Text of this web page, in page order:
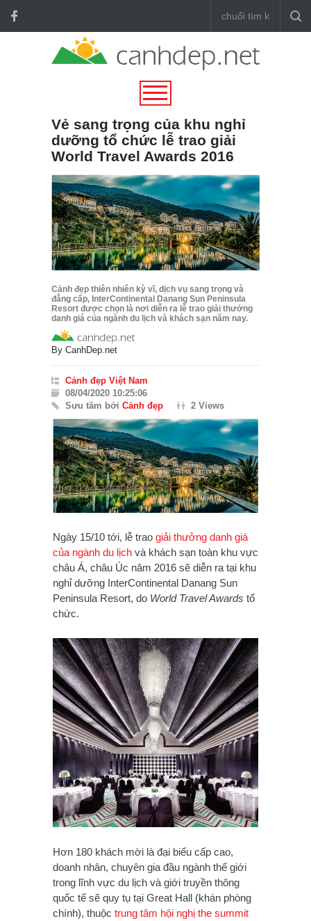
Vẻ sang trọng của khu nghỉ
dưỡng tổ chức lễ trao giải
World Travel Awards 2016
Cảnh đẹp thiên nhiên kỳ vĩ, dịch vụ sang trọng và
đẳng cấp, InterContinental Danang Sun Peninsula
Resort được chọn là nơi diễn ra lễ trao giải thưởng
danh giá của ngành du lịch và khách sạn năm nay.
By CanhDep.net
Cảnh đẹp Việt Nam
08/04/2020 10:25:06
Sưu tầm bởi Cảnh đẹp 2 Views
Ngày 15/10 tới, lễ trao giải thưởng danh giá
của ngành du lịch và khách sạn toàn khu vực
châu Á, châu Úc năm 2016 sẽ diễn ra tại khu
nghỉ dưỡng InterContinental Danang Sun
Peninsula Resort, do World Travel Awards tổ
chức.
Hơn 180 khách mời là đại biểu cấp cao,
doanh nhân, chuyên gia đầu ngành thế giới
trong lĩnh vực du lịch và giới truyền thông
quốc tế sẽ quy tụ tại Great Hall (khán phòng
chính), thuộc trung tâm hội nghị the summit